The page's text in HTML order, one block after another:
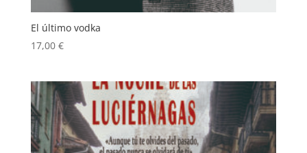
El último vodka
17,00 €